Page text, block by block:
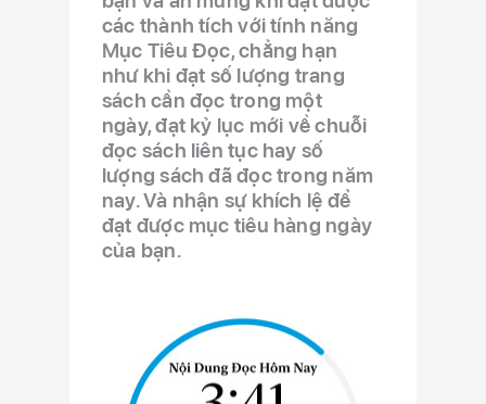
các thành tích với tính năng
Mục Tiêu Đọc, chẳng hạn
như khi đạt số lượng trang
sách cần đọc trong một
ngày, đạt kỷ lục mới về chuỗi
đọc sách liên tục hay số
lượng sách đã đọc trong năm
nay. Và nhận sự khích lệ để
đạt được mục tiêu hàng ngày
của bạn.